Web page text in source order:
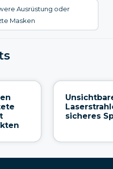
Ausrüstung oder
Masken
sicheres